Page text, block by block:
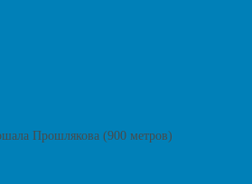
Прошлякова (900 метров)